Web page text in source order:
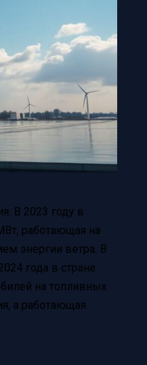
В 2023 году в
работающая на
энергии ветра. В
года в стране
на топливных
а работающая